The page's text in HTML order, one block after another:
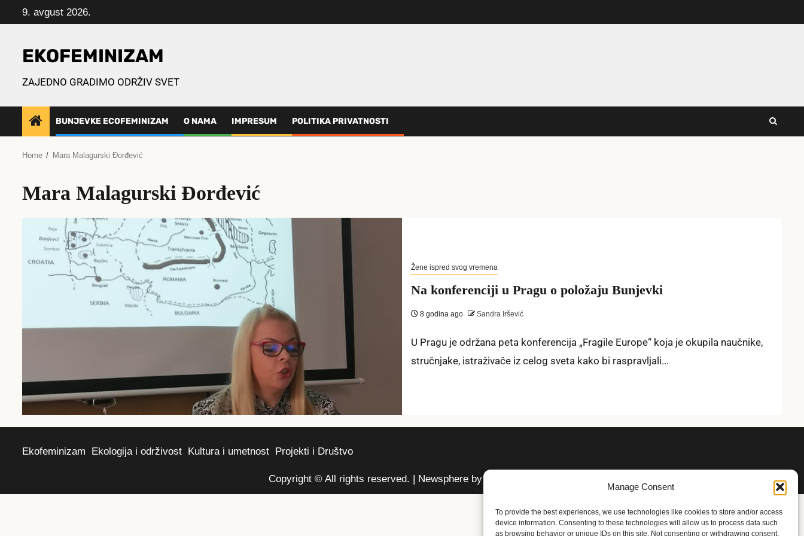
Manage Consent
To provide the best experiences, we use technologies like cookies to store and/or access
device information. Consenting to these technologies will allow us to process data such
as browsing behavior or unique IDs on this site. Not consenting or withdrawing consent,
to
9. avgust 2026.
EKOFEMINIZAM
ZAJEDNO GRADIMO ODRŽIV SVET
BUNJEVKE ECOFEMINIZAM O NAMA IMPRESUM POLITIKA PRIVATNOSTI
Home Mara Malagurski Đorđević
Mara Malagurski Đorđević
Žene ispred svog vremena
Na konferenciji u Pragu o položaju Bunjevki
8 godina ago Sandra Iršević
U Pragu je održana peta konferencija „Fragile Europe“ koja je okupila naučnike,
stručnjake, istraživače iz celog sveta kako bi raspravljali...
Ekofeminizam Ekologija i održivost Kultura i umetnost Projekti i Društvo
Copyright © All rights reserved. | Newsphereby AF themes.